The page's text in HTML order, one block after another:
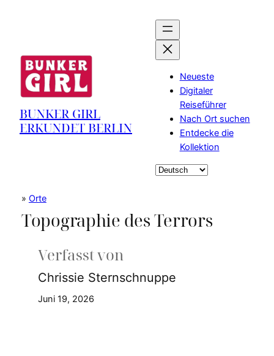
BUNKER GIRL
ERKUNDET BERLIN
Neueste
Digitaler
Reiseführer
Nach Ort suchen
Entdecke die
Kollektion
Sprache
» Orte
Topographie des Terrors
Verfasst von
Chrissie Sternschnuppe
Juni 19, 2026